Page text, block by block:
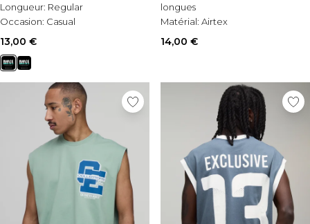
Longueur: Regular
Occasion: Casual
13,00 €
longues
Matérial: Airtex
Occasion:
14,00 €